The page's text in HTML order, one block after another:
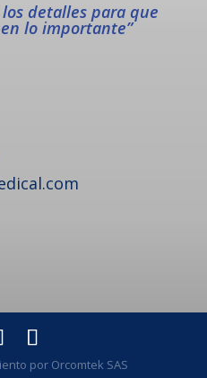
detalles para que
lo importante”
por Orcomtek SAS